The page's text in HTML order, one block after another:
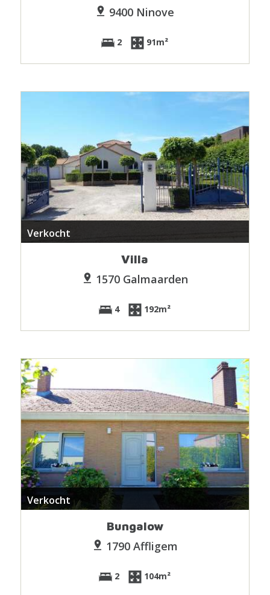
9400 Ninove
2 91m²
Verkocht
Villa
1570 Galmaarden
4 192m²
Verkocht
Bungalow
1790 Affligem
2 104m²